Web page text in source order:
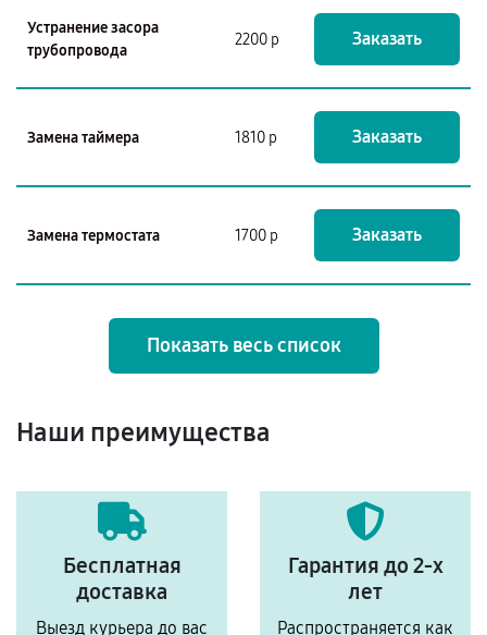
Устранение засора
трубопровода
2200 р Заказать
Замена таймера 1810 р Заказать
Замена термостата 1700 р Заказать
Показать весь список
Наши преимущества
Бесплатная
доставка
Выезд курьера до вас
Гарантия до 2-х
лет
Распространяется как